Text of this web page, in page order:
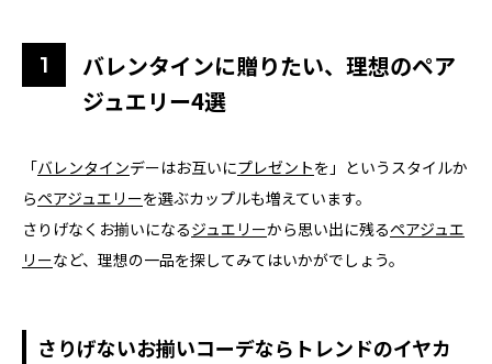
バレンタインに贈りたい、理想のペア
ジュエリー4選
「バレンタインデーはお互いにプレゼントを」というスタイルか
らペアジュエリーを選ぶカップルも増えています。
さりげなくお揃いになるジュエリーから思い出に残るペアジュエ
リーなど、理想の一品を探してみてはいかがでしょう。
さりげないお揃いコーデならトレンドのイヤカ